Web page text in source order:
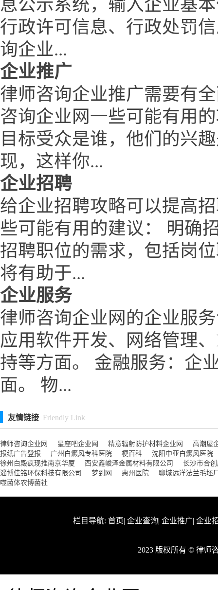
息公示系统，输入企业基
行政许可信息、行政处罚
询企业...
企业推广
律师咨询企业推广需要有
咨询企业网一些可能有用
目标受众是谁，他们的兴
现，这样你...
企业招聘
给企业招聘攻略可以提高
些可能有用的建议： 明确
招聘职位的需求，包括岗
将有助于...
企业服务
律师咨询企业网的企业服
应用软件开发、网络管理
持等方面。 金融服务：企
面。 物...
友情链接 Friendly Link
律师咨询企业网 星座吧企业网 精意辐射防护材料企业网
高潮屋
报纸广告登报
广州白癜风专科医院 梗百科
沈阳中亚白癜风医院
徐州白殿疯现推南京华厦
西安鑫峻泽金属材料有限公司
长沙市合
淄博佳铭环保科技有限公司
梦到网 惠州医院
聊城远洋法兰毛坯
噬菌体农博菌社
栏目导航: 首页| 企业查询| 企业推广| 企业
2023 版权所有 © 律师